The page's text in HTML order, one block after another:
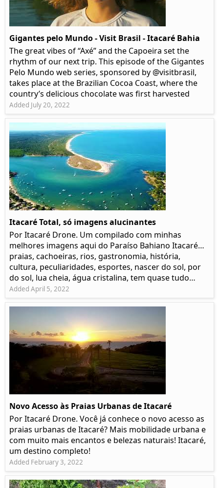
Gigantes pelo Mundo - Visit Brasil - Itacaré Bahia
The great vibes of “Axé” and the Capoeira set the
rhythm of our next trip. This episode of the Gigantes
Pelo Mundo web series, sponsored by @visitbrasil,
takes place at the Brazilian Cocoa Coast, where the
country’s delicious chocolate was first harvested
Added July 20, 2022
Itacaré Total, só imagens alucinantes
Por Itacaré Drone. Um compilado com minhas
melhores imagens aqui do Paraíso Bahiano Itacaré…
praias, cachoeiras, rios, gastronomia, história,
cultura, peculiaridades, esportes, nascer do sol, por
do sol, lua cheia, água cristalina, tem quase tudo…
Added April 5, 2022
Novo Acesso às Praias Urbanas de Itacaré
Por Itacaré Drone. Você já conhece o novo acesso as
praias urbanas de Itacaré? Mais mobilidade urbana e
com muito mais encantos e belezas naturais! Itacaré,
um destino completo!
Added February 3, 2022